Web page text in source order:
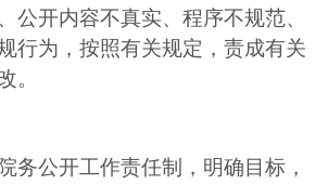
公开内容不真实、程序不规范、
行为，按照有关规定，责成有关
。
公开工作责任制，明确目标，